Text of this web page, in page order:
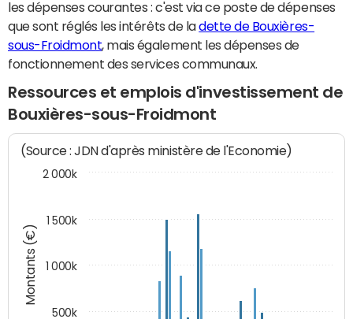
les dépenses courantes : c'est via ce poste de dépenses
que sont réglés les intérêts de ladette de Bouxières-
sous-Froidmont, mais également les dépenses de
fonctionnement des services communaux.
Ressources et emplois d'investissement de
Bouxières-sous-Froidmont
Montants (€)
(Source : JDN d'après ministère de l'Economie)
500k
1 000k
1 500k
2 000k